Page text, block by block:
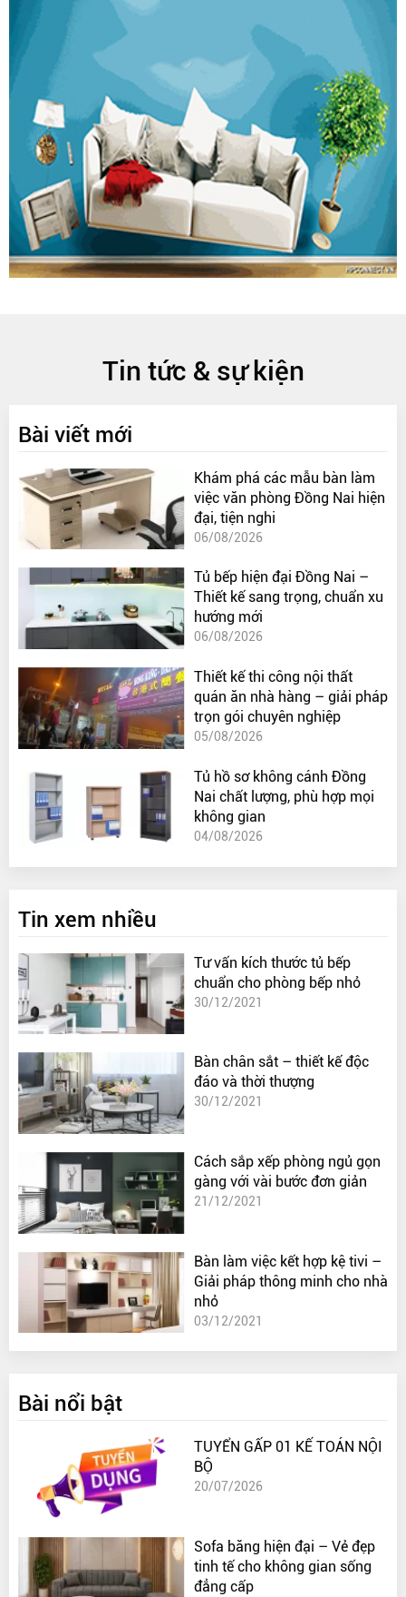
Tin tức & sự kiện
Bài viết mới
Khám phá các mẫu bàn làm
việc văn phòng Đồng Nai hiện
đại, tiện nghi
06/08/2026
Tủ bếp hiện đại Đồng Nai –
Thiết kế sang trọng, chuẩn xu
hướng mới
06/08/2026
Thiết kế thi công nội thất
quán ăn nhà hàng – giải pháp
trọn gói chuyên nghiệp
05/08/2026
Tủ hồ sơ không cánh Đồng
Nai chất lượng, phù hợp mọi
không gian
04/08/2026
Tin xem nhiều
Tư vấn kích thước tủ bếp
chuẩn cho phòng bếp nhỏ
30/12/2021
Bàn chân sắt – thiết kế độc
đáo và thời thượng
30/12/2021
Cách sắp xếp phòng ngủ gọn
gàng với vài bước đơn giản
21/12/2021
Bàn làm việc kết hợp kệ tivi –
Giải pháp thông minh cho nhà
nhỏ
03/12/2021
Bài nổi bật
TUYỂN GẤP 01 KẾ TOÁN NỘI
BỘ
20/07/2026
Sofa băng hiện đại – Vẻ đẹp
tinh tế cho không gian sống
đẳng cấp